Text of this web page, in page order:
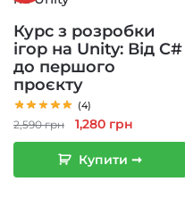
Курс з розробки
ігор на Unity: Від C#
до першого
проєкту
(4)
2,590грн
Оригінальна
ціна:
2,590 грн.
1,280 грн
ціна:
1,280 грн.
Купити ➞